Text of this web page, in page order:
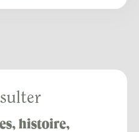
histoire,